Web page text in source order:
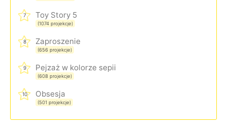
7 Toy Story 5
(1074 projekcje)
8 Zaproszenie
(656 projekcje)
9 Pejzaż w kolorze sepii
(608 projekcje)
10 Obsesja
(501 projekcje)